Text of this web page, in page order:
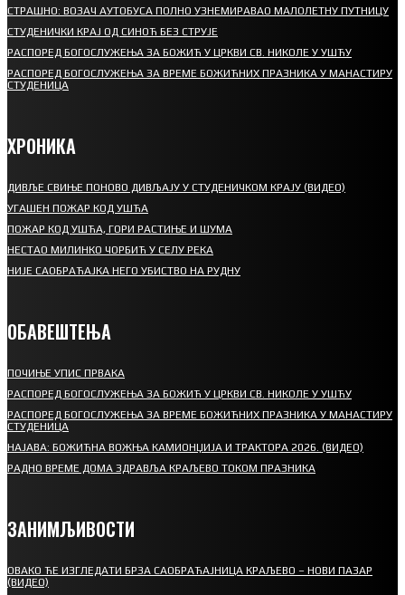
СТРАШНО: ВОЗАЧ АУТОБУСА ПОЛНО УЗНЕМИРАВАО МАЛОЛЕТНУ ПУТНИЦУ
СТУДЕНИЧКИ КРАЈ ОД СИНОЋ БЕЗ СТРУЈЕ
РАСПОРЕД БОГОСЛУЖЕЊА ЗА БОЖИЋ У ЦРКВИ СВ. НИКОЛЕ У УШЋУ
РАСПОРЕД БОГОСЛУЖЕЊА ЗА ВРЕМЕ БОЖИЋНИХ ПРАЗНИКА У МАНАСТИРУ
СТУДЕНИЦА
ХРОНИКА
ДИВЉЕ СВИЊЕ ПОНОВО ДИВЉАЈУ У СТУДЕНИЧКОМ КРАЈУ (ВИДЕО)
УГАШЕН ПОЖАР КОД УШЋА
ПОЖАР КОД УШЋА, ГОРИ РАСТИЊЕ И ШУМА
НЕСТАО МИЛИНКО ЧОРБИЋ У СЕЛУ РЕКА
НИЈЕ САОБРАЋАЈКА НЕГО УБИСТВО НА РУДНУ
ОБАВЕШТЕЊА
ПОЧИЊЕ УПИС ПРВАКА
РАСПОРЕД БОГОСЛУЖЕЊА ЗА БОЖИЋ У ЦРКВИ СВ. НИКОЛЕ У УШЋУ
РАСПОРЕД БОГОСЛУЖЕЊА ЗА ВРЕМЕ БОЖИЋНИХ ПРАЗНИКА У МАНАСТИРУ
СТУДЕНИЦА
НАЈАВА: БОЖИЋНА ВОЖЊА КАМИОНЏИЈА И ТРАКТОРА 2026. (ВИДЕО)
РАДНО ВРЕМЕ ДОМА ЗДРАВЉА КРАЉЕВО ТОКОМ ПРАЗНИКА
ЗАНИМЉИВОСТИ
ОВАКО ЋЕ ИЗГЛЕДАТИ БРЗА САОБРАЋАЈНИЦА КРАЉЕВО – НОВИ ПАЗАР
(ВИДЕО)